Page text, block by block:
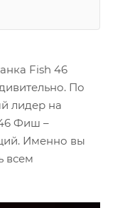
Fish 46
По
лидер на
Фиш –
Именно вы
всем